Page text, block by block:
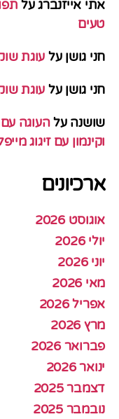
אתי אייזנברגעל
טעים
חני גושן על עוגת
חני גושן על עוגת
שושנה עלהעוגה
וקינמון עם זיגוג
ארכיונים
אוגוסט 2026
יולי 2026
יוני 2026
מאי 2026
אפריל 2026
מרץ 2026
פברואר 2026
ינואר 2026
דצמבר 2025
נובמבר 2025